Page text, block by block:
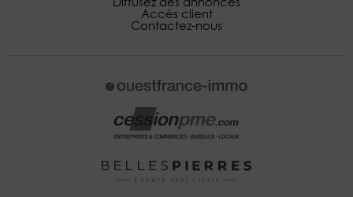
Accès client
Contactez-nous